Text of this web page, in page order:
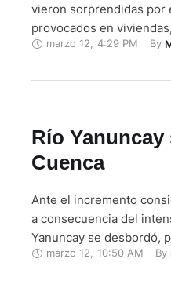
vieron sorprendidas por
provocados en
Municipio de Cuenca a
acopio será …
marzo 12 4:29 PM By
Río
Cuenca
Ante el incremento
a consecuencia del
Yanuncay se desbordó,
Ante eso, el personal de
marzo 12 10:50 AM By